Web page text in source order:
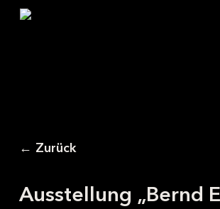
Skip
← Zurück
Ausstellung „Bernd